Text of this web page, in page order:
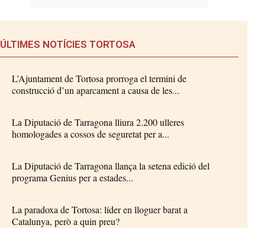
ÚLTIMES NOTÍCIES TORTOSA
L’Ajuntament de Tortosa prorroga el termini de
construcció d’un aparcament a causa de les...
La Diputació de Tarragona lliura 2.200 ulleres
homologades a cossos de seguretat per a...
La Diputació de Tarragona llança la setena edició del
programa Genius per a estades...
La paradoxa de Tortosa: líder en lloguer barat a
Catalunya, però a quin preu?